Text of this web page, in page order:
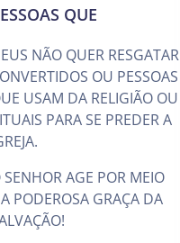
QUE
NÃO QUER RESGATAR
OU PESSOAS
USAM DA RELIGIÃO OU
PARA SE PREDER A
SENHOR AGE POR MEIO
PODEROSA GRAÇA DA